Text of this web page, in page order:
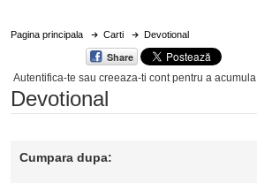
Pagina principala Carti Devotional
Share
Autentifica-te sau creeaza-ti contpentru a acumula
Devotional
Cumpara dupa: